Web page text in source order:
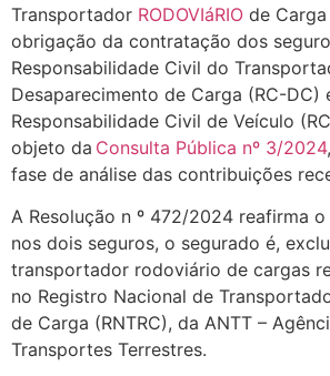
Transportador RODOVIáRIO de
obrigação da contratação dos
Responsabilidade Civil do
Desaparecimento de Carga (RC-DC)
Responsabilidade Civil de Veículo
objeto da Consulta Pública nº 3/2024
fase de análise das contribuições
A Resolução n º 472/2024 reafirma
nos dois seguros, o segurado é,
transportador rodoviário de cargas
no Registro Nacional de
de Carga (RNTRC), da ANTT –
Transportes Terrestres.